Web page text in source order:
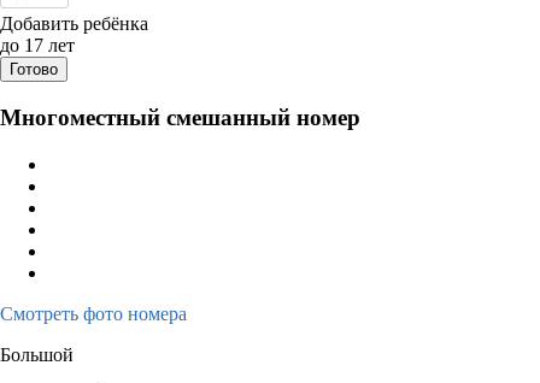
Дата заезда - отъезда
Добавить ребёнка
до 17 лет
Готово
Многоместный смешанный номер
Смотреть фото номера
Большой